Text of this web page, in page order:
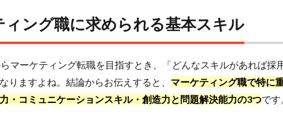
ィング職に求められる基本スキル
マーケティング転職を目指すとき、「どんなスキルがあれば採
りますよね。結論からお伝えすると、 マーケティング職で特に
・コミュニケーションスキル・創造力と問題解決能力の3つです